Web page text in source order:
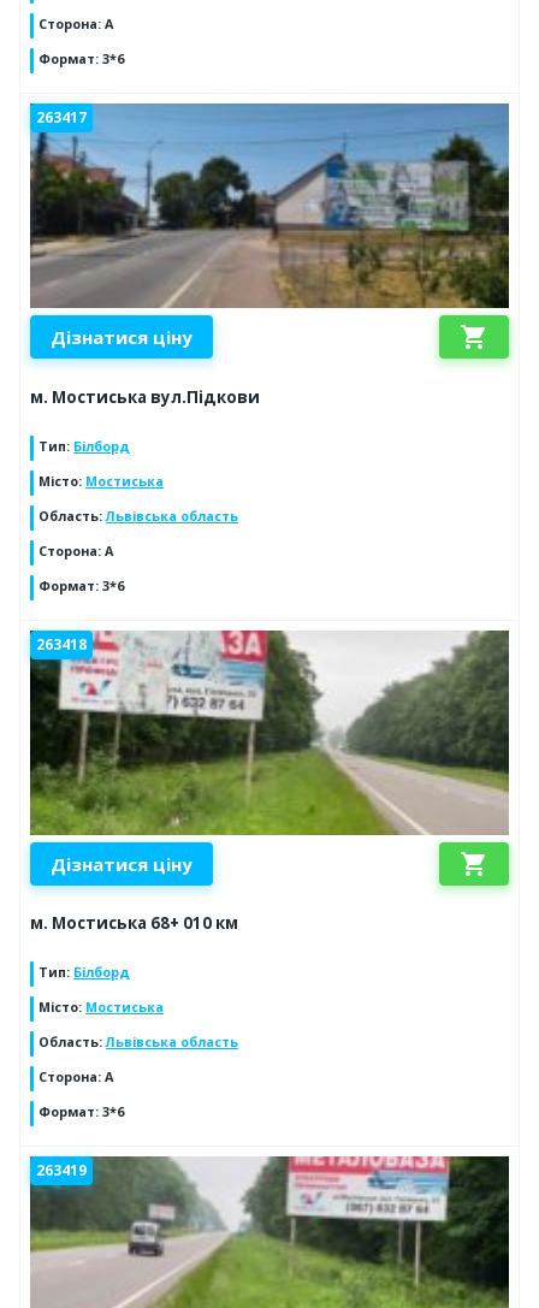
Сторона: А
Формат: 3*6
263417
Дізнатися ціну shopping_cart
м. Мостиська вул.Підкови
Тип: Білборд
Місто: Мостиська
Область:Львівська область
Сторона: А
Формат: 3*6
263418
Дізнатися ціну shopping_cart
м. Мостиська 68+ 010 км
Тип: Білборд
Місто: Мостиська
Область:Львівська область
Сторона: А
Формат: 3*6
263419